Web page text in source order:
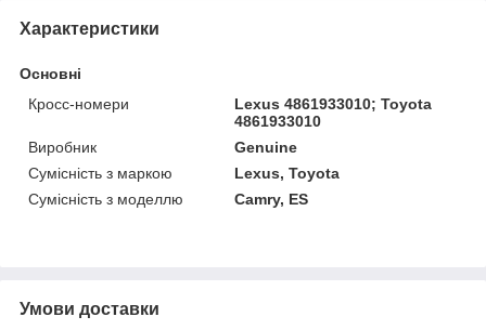
Характеристики
Основні
Кросс-номери
Lexus 4861933010; Toyota
4861933010
Виробник
Genuine
Сумісність з маркою
Lexus, Toyota
Сумісність з моделлю
Camry, ES
Умови доставки